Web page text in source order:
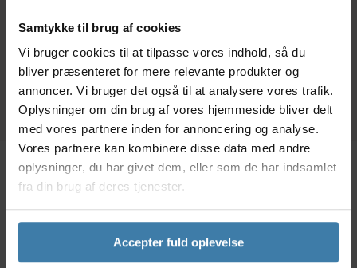
Samtykke til brug af cookies
Vi bruger cookies til at tilpasse vores indhold, så du
bliver præsenteret for mere relevante produkter og
annoncer. Vi bruger det også til at analysere vores trafik.
Oplysninger om din brug af vores hjemmeside bliver delt
med vores partnere inden for annoncering og analyse.
Vores partnere kan kombinere disse data med andre
oplysninger, du har givet dem, eller som de har indsamlet
fra din brug af deres tjenester.
Accepter fuld oplevelse
+10 på lager +10 på lager
Beskrivelse
Dette GH-277 geardrop er egnet til brug på Scott
cykler. Geardroppet er produceret i aluminium og der